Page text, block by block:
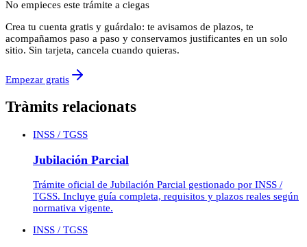
No empieces este trámite a ciegas
Crea tu cuenta gratis y guárdalo: te avisamos de plazos, te
acompañamos paso a paso y conservamos justificantes en un solo
sitio. Sin tarjeta, cancela cuando quieras.
Empezar gratis
Tràmits relacionats
INSS / TGSS
Jubilación Parcial
Trámite oficial de Jubilación Parcial gestionado por INSS /
TGSS. Incluye guía completa, requisitos y plazos reales según
normativa vigente.
INSS / TGSS